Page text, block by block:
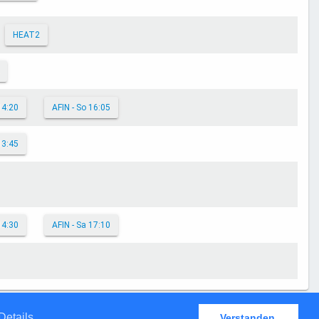
HEAT2
AFIN - So 16:05
AFIN - Sa 17:10